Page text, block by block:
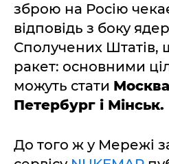
зброю на Росію
відповідь з боку
Сполучених Штатів,
ракет: основними
можуть стати
Петербург і Мінськ.
До того ж у Мережі